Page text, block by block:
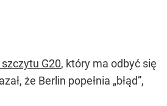
G20, który ma odbyć się
że Berlin popełnia „błąd”,